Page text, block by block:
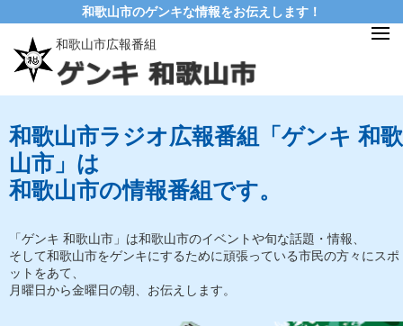
和歌山市のゲンキな情報をお伝えします！
和歌山市広報番組
和歌山市ラジオ広報番組「ゲンキ 和歌
山市」は
和歌山市の情報番組です。
「ゲンキ 和歌山市」は和歌山市のイベントや旬な話題・情報、
そして和歌山市をゲンキにするために頑張っている市民の方々にスポ
ットをあて、
月曜日から金曜日の朝、お伝えします。